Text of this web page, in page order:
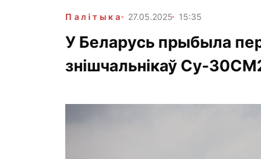
Палітыка 27.05.2025 15:35
У Беларусь прыбыла
знішчальнікаў Су-